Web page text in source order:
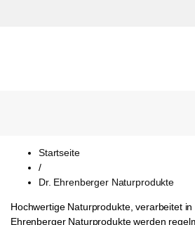
Startseite
/
Dr. Ehrenberger Naturprodukte
Hochwertige Naturprodukte, verarbeitet
Ehrenberger Naturprodukte werden